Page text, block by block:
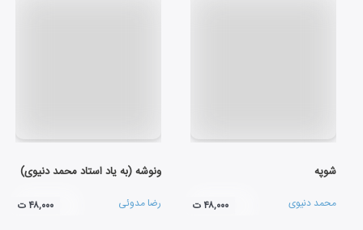
شوپه
محمد دنیوی ۴۸,۰۰۰ ت
ونوشه (به یاد استاد محمد دنیوی)
رضا مدوئی ۴۸,۰۰۰ ت